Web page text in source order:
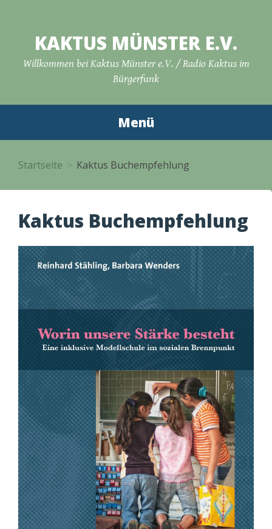
springenKAKTUS MÜNSTER E.V.
Willkommen bei Kaktus Münster e.V. / Radio Kaktus im
Bürgerfunk
Menü
Startseite Kaktus Buchempfehlung
Kaktus Buchempfehlung